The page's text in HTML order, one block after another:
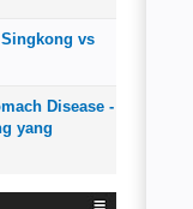
Singkong vs
Disease -
yang